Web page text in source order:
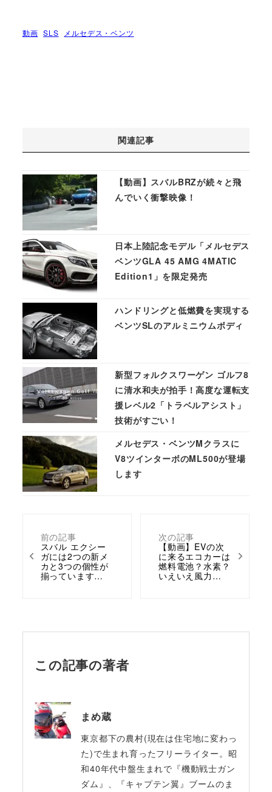
動画 SLS メルセデス・ベンツ
前の記事
スバル エクシー
ガには2つの新メ
カと3つの個性が
揃っています…
次の記事
【動画】EVの次
に来るエコカーは
燃料電池？水素？
いえいえ風力…
関連記事
【動画】スバルBRZが続々と飛
んでいく衝撃映像！
日本上陸記念モデル「メルセデス
ベンツGLA 45 AMG 4MATIC
Edition1」を限定発売
ハンドリングと低燃費を実現する
ベンツSLのアルミニウムボディ
新型フォルクスワーゲン ゴルフ8
に清水和夫が拍手！高度な運転支
援レベル2「トラベルアシスト」
技術がすごい！
メルセデス・ベンツMクラスに
V8ツインターボのML500が登場
します
この記事の著者
まめ蔵
東京都下の農村(現在は住宅地に変わっ
た)で生まれ育ったフリーライター。昭
和40年代中盤生まれで『機動戦士ガン
ダム』、『キャプテン翼』ブームのま